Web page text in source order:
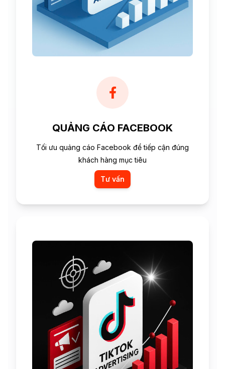
QUẢNG CÁO FACEBOOK
Tối ưu quảng cáo Facebook để tiếp cận đúng
khách hàng mục tiêu
Tư vấn